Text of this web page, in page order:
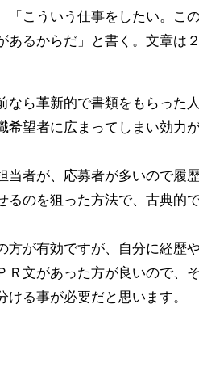
こういう仕事をしたい。こ
あるからだ」と書く。文章は
ら革新的で書類をもらった
希望者に広まってしまい効力
者が、応募者が多いので履
るのを狙った方法で、古典的
が有効ですが、自分に経歴
Ｒ文があった方が良いので、
ける事が必要だと思います。